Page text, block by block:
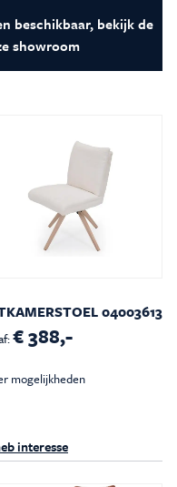
beschikbaar, bekijk de
showroom
04003613
€ 388,-
mogelijkheden
interesse